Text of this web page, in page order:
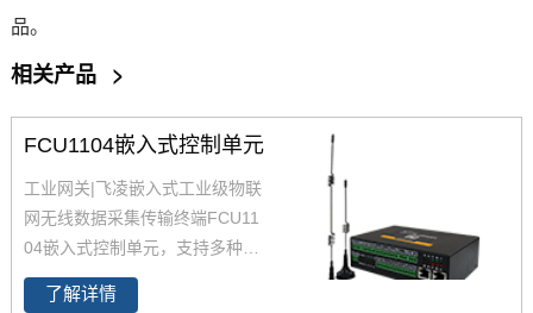
品。
相关产品 >
FCU1104嵌入式控制单元
工业网关|飞凌嵌入式工业级物联
网无线数据采集传输终端FCU11
04嵌入式控制单元，支持多种网
络协议；工业网关集成8路RS48
5 /RS232、2路以太网、4G、Wi
了解详情